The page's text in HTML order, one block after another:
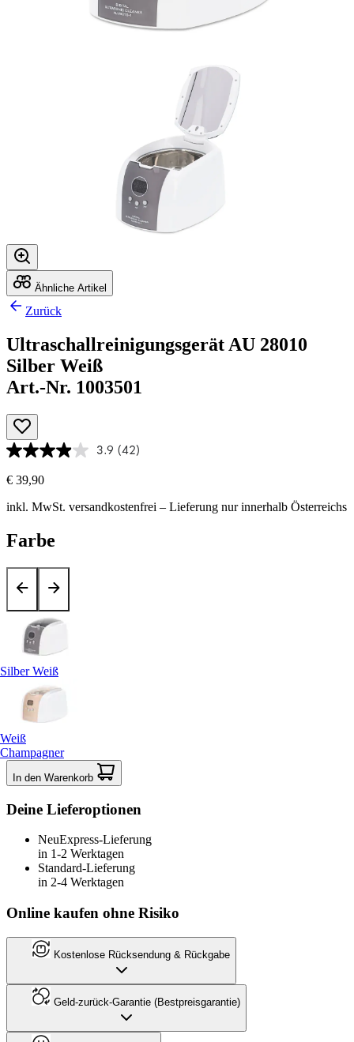
Ähnliche Artikel
Zurück
Ultraschallreinigungsgerät AU 28010
Silber Weiß
Art.-Nr. 1003501
3.9 (42)
€ 39,90
inkl. MwSt. versandkostenfrei – Lieferung nur innerhalb Österreichs
Farbe
Silber Weiß
Weiß
Champagner
In den Warenkorb
Deine Lieferoptionen
NeuExpress-Lieferung
in 1-2 Werktagen
Standard-Lieferung
in 2-4 Werktagen
Online kaufen ohne Risiko
Kostenlose Rücksendung & Rückgabe
Geld-zurück-Garantie (Bestpreisgarantie)